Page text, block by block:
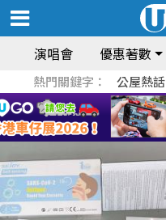
演唱會 優惠著數
熱門關鍵字： 公屋熱話